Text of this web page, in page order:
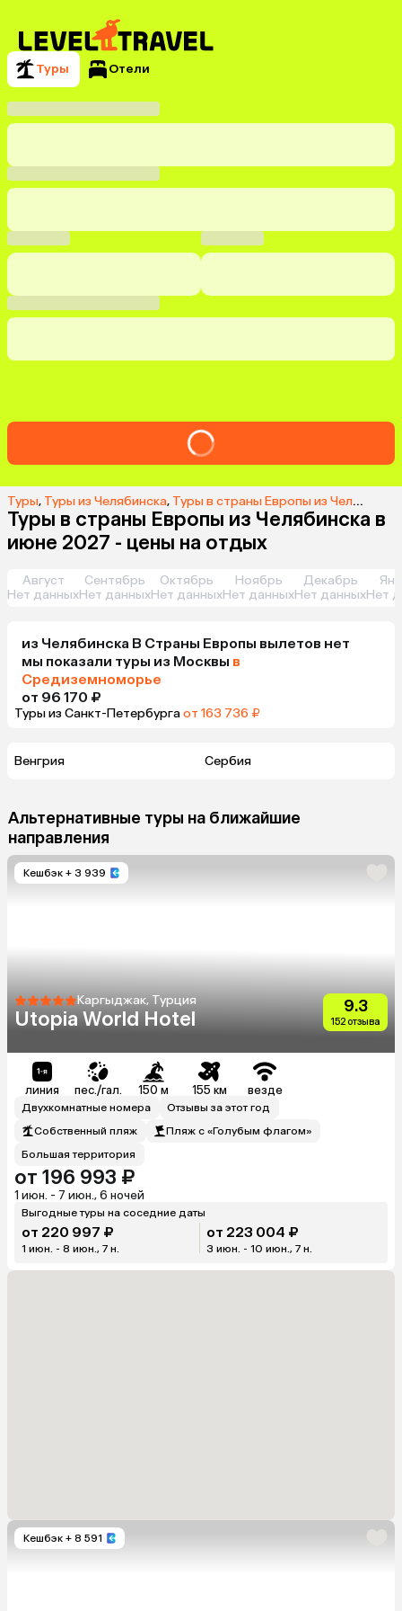
Туры Отели
Туры, Туры из Челябинска, Туры в cтраны Европы из Челябинска
Туры в cтраны Европы из Челябинска в
июне 2027 - цены на отдых
Август
Нет данных
Сентябрь
Нет данных
Октябрь
Нет данных
Ноябрь
Нет данных
Декабрь
Нет данныхНет
из Челябинска В Cтраны Европы вылетов нет
мы показали туры из Москвы в
Средиземноморье
от 96 170 ₽
Туры из Санкт-Петербургаот 163 736 ₽
Венгрия Сербия
Альтернативные туры на ближайшие
направления
Кешбэк + 3 939
Каргыджак, Турция
Utopia World Hotel
9.3
152 отзыва
линия пес./гал. 150 м 155 км везде
Двухкомнатные номера
Отзывы за этот год
Собственный пляж
Пляж с «Голубым флагом»
Большая территория
от 196 993 ₽
1 июн. - 7 июн., 6 ночей
Выгодные туры на соседние даты
от 220 997 ₽
1 июн. - 8 июн., 7 н.
от 223 004 ₽
3 июн. - 10 июн., 7 н.
Кешбэк + 8 591